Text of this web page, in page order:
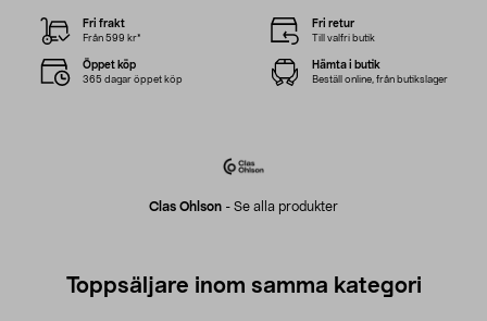
Clas Ohlson - Se alla produkter
Fri frakt
Från 599 kr*
Fri retur
Till valfri butik
Öppet köp
365 dagar öppet köp
Hämta i butik
Beställ online, från butikslager
Toppsäljare inom samma kategori